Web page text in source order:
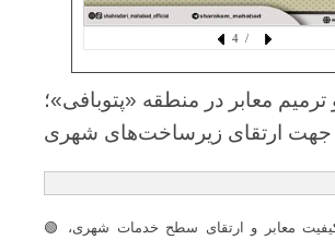
/ 4
معابر در منطقه «پتوبافی»؛
جهت ارتقای زیرساخت‌های شهری
🟢 در راستای حفظ کیفیت معابر و ارتقای سطح خدمات شهری،